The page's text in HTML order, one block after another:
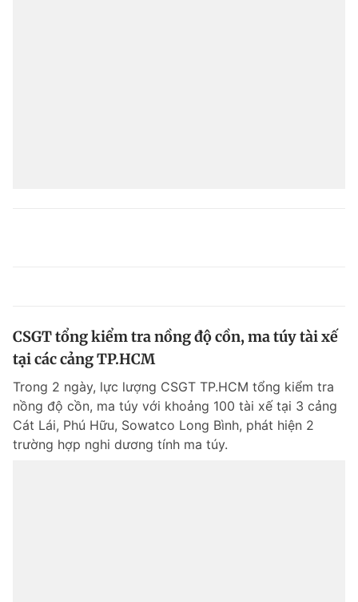
CSGT tổng kiểm tra nồng độ cồn, ma túy tài xế
tại các cảng TP.HCM
Trong 2 ngày, lực lượng CSGT TP.HCM tổng kiểm tra
nồng độ cồn, ma túy với khoảng 100 tài xế tại 3 cảng
Cát Lái, Phú Hữu, Sowatco Long Bình, phát hiện 2
trường hợp nghi dương tính ma túy.